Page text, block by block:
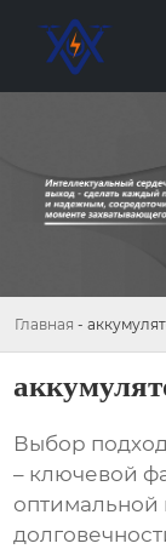
Главная -
Выбор
– ключевой
оптимальной